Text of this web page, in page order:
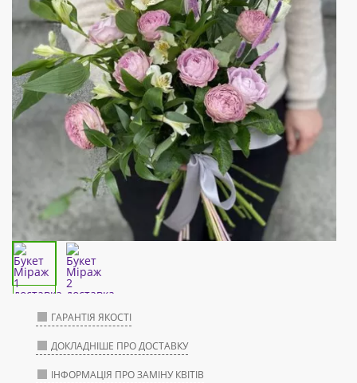
ГАРАНТІЯ ЯКОСТІ
ДОКЛАДНІШЕ ПРО ДОСТАВКУ
ІНФОРМАЦІЯ ПРО ЗАМІНУ КВІТІВ